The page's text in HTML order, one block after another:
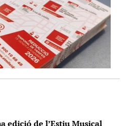
edició de l’Estiu Musical